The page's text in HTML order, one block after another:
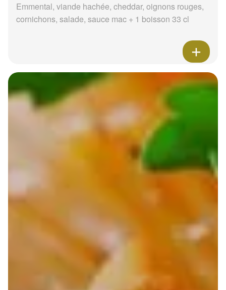
Emmental, viande hachée, cheddar, oignons rouges,
cornichons, salade, sauce mac + 1 boisson 33 cl